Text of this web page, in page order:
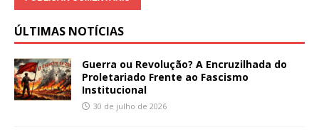
ÚLTIMAS NOTÍCIAS
Guerra ou Revolução? A Encruzilhada do
Proletariado Frente ao Fascismo
Institucional
30 de julho de 2026